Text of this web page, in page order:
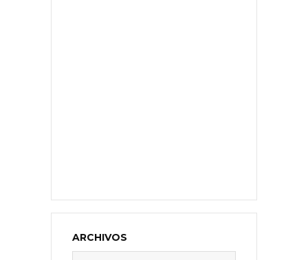
ARCHIVOS